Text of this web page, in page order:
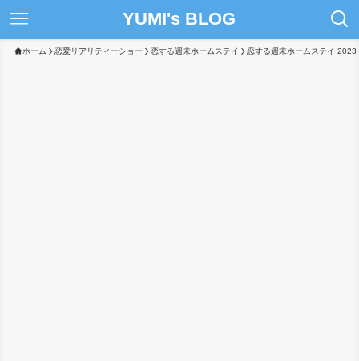
YUMI's BLOG
ホーム 恋愛リアリティーショー 恋する週末ホームステイ 恋する週末ホームステイ 2023